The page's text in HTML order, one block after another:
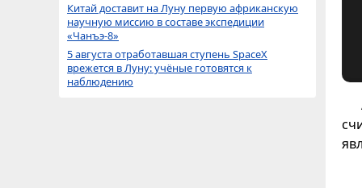
Китай доставит на Луну первую африканскую
научную миссию в составе экспедиции
«Чанъэ-8»
5 августа отработавшая ступень SpaceX
врежется в Луну: учёные готовятся к
наблюдению